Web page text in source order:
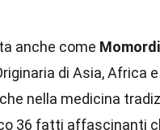
anche come
di Asia, Africa
nella medicina
36 fatti affascinanti